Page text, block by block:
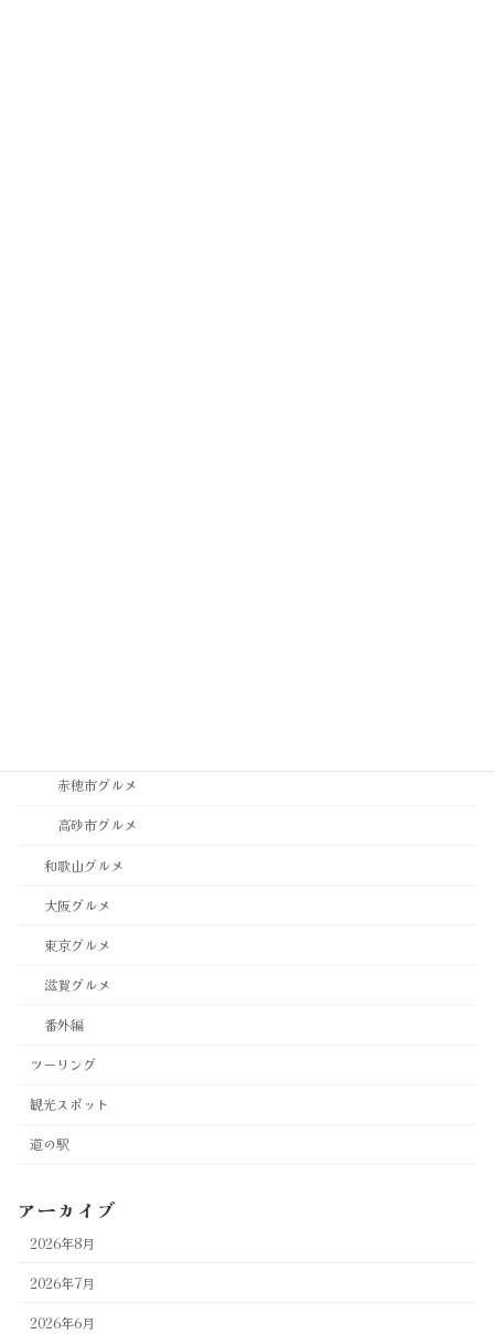
赤穂市グルメ
高砂市グルメ
和歌山グルメ
大阪グルメ
東京グルメ
滋賀グルメ
番外編
ツーリング
観光スポット
道の駅
アーカイブ
2026年8月
2026年7月
2026年6月